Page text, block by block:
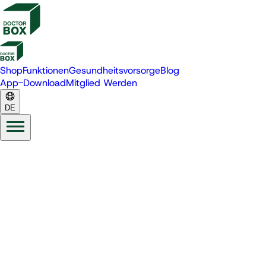
ShopFunktionenGesundheitsvorsorgeBlog
App-DownloadMitglied Werden
DE